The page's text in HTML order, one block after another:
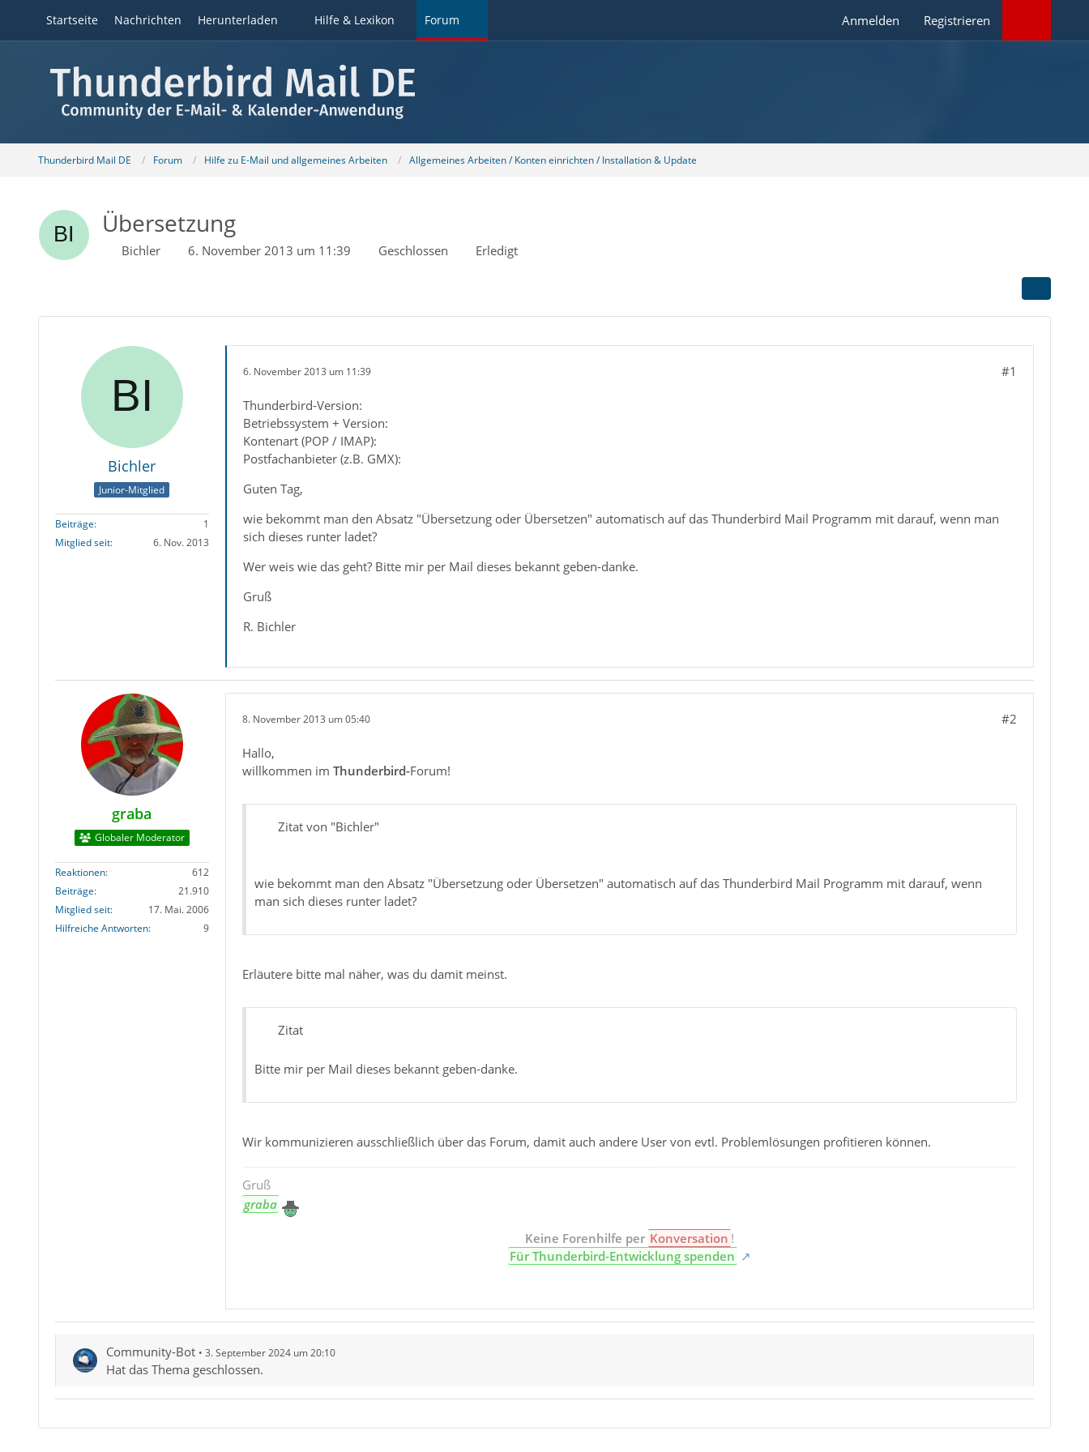
Startseite Nachrichten Herunterladen Hilfe & Lexikon Forum Anmelden Registrieren
Thunderbird Mail DE Forum Hilfe zu E-Mail und allgemeines Arbeiten Allgemeines Arbeiten / Konten einrichten / Installation & Update
Übersetzung
Bichler 6. November 2013 um 11:39 Geschlossen Erledigt
Bichler
Junior-Mitglied
Beiträge
1
Mitglied seit
6. Nov. 2013
6. November 2013 um 11:39 #1
Thunderbird-Version:
Betriebssystem + Version:
Kontenart (POP / IMAP):
Postfachanbieter (z.B. GMX):
Guten Tag,
wie bekommt man den Absatz "Übersetzung oder Übersetzen" automatisch auf das Thunderbird Mail Programm mit darauf, wenn man
sich dieses runter ladet?
Wer weis wie das geht? Bitte mir per Mail dieses bekannt geben-danke.
Gruß
R. Bichler
graba
Globaler Moderator
Reaktionen
612
Beiträge
21.910
Mitglied seit
17. Mai. 2006
Hilfreiche Antworten
9
8. November 2013 um 05:40 #2
Hallo,
willkommen im Thunderbird-Forum!
Zitat von "Bichler"
wie bekommt man den Absatz "Übersetzung oder Übersetzen" automatisch auf das Thunderbird Mail Programm mit darauf, wenn
man sich dieses runter ladet?
Erläutere bitte mal näher, was du damit meinst.
Zitat
Bitte mir per Mail dieses bekannt geben-danke.
Wir kommunizieren ausschließlich über das Forum, damit auch andere User von evtl. Problemlösungen profitieren können.
Gruß
graba
Keine Forenhilfe per Konversation !
Für Thunderbird-Entwicklung spenden
Community-Bot 3. September 2024 um 20:10
Hat das Thema geschlossen.